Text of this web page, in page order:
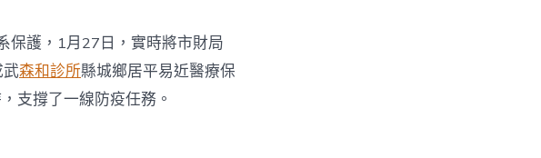
保護，1月27日，實時將市財局
森和診所縣城鄉居平易近醫療保
支撐了一線防疫任務。